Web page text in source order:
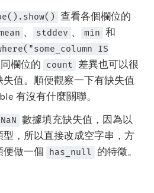
查看各個欄位的
、 stddev 、 min 和
IS
欄位的 count
差異也可以很
值。順便觀察一下有缺失值
有沒有什麼關聯。
NaN 數據填充缺失值，因為以
，所以直接改成空字串，方
便做一個
has_null
的特徵。